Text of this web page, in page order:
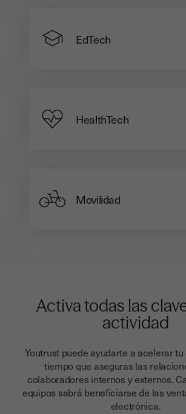
EdTech
HealthTech
Movilidad
Activa todas las
actividad
Youtrust puede ayudarte a acelerar
tiempo que aseguras las
colaboradores internos y externos.
equipos sabrá beneficiarse de las
electrónica.